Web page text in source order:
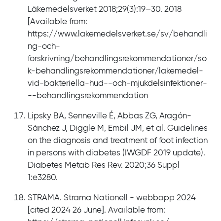
Läkemedelsverket 2018;29(3):19–30. 2018
[Available from:
https://www.lakemedelsverket.se/sv/behandli
ng-och-
forskrivning/behandlingsrekommendationer/so
k-behandlingsrekommendationer/lakemedel-
vid-bakteriella-hud--och-mjukdelsinfektioner-
--behandlingsrekommendation
Lipsky BA, Senneville É, Abbas ZG, Aragón-
Sánchez J, Diggle M, Embil JM, et al. Guidelines
on the diagnosis and treatment of foot infection
in persons with diabetes (IWGDF 2019 update).
Diabetes Metab Res Rev. 2020;36 Suppl
1:e3280.
STRAMA. Strama Nationell - webbapp 2024
[cited 2024 26 June]. Available from: